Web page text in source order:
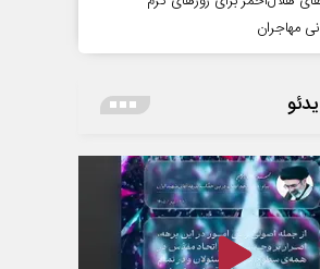
مهاجران